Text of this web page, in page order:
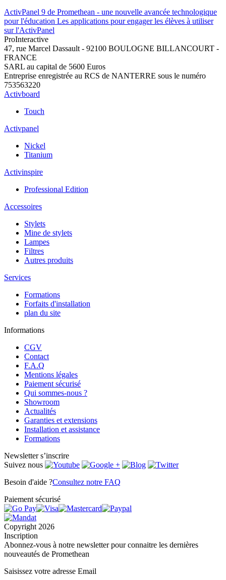
ActivPanel 9 de Promethean - une nouvelle avancée technologique
pour l'éducation Les applications pour engager les élèves à utiliser
sur l'ActivPanel
ProInteractive
47, rue Marcel Dassault - 92100 BOULOGNE BILLANCOURT -
FRANCE
SARL au capital de 5600 Euros
Entreprise enregistrée au RCS de NANTERRE sous le numéro
753563220
Activboard
Touch
Activpanel
Nickel
Titanium
Activinspire
Professional Edition
Accessoires
Stylets
Mine de stylets
Lampes
Filtres
Autres produits
Services
Formations
Forfaits d'installation
plan du site
Informations
CGV
Contact
F.A.Q
Mentions légales
Paiement sécurisé
Qui sommes-nous ?
Showroom
Actualités
Garanties et extensions
Installation et assistance
Formations
Newsletter s’inscrire
Suivez nous
Besoin d'aide ?Consultez notre FAQ
Paiement sécurisé
Copyright 2026
Inscription
Abonnez-vous à notre newsletter pour connaitre les dernières
nouveautés de Promethean
Saisissez votre adresse Email